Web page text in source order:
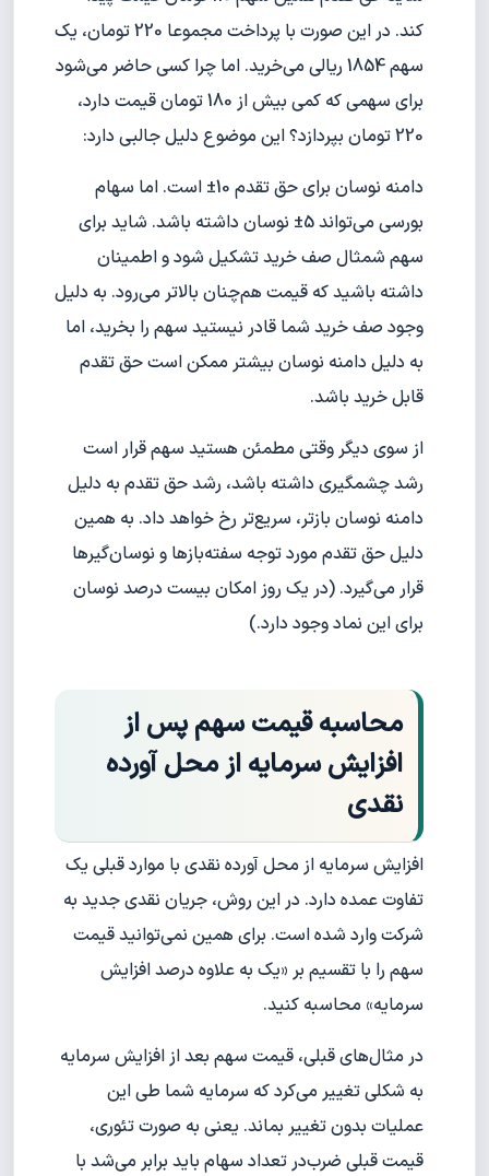
کند. در این صورت با پرداخت مجموعا 220 تومان، یک
سهم 1854 ریالی می‌خرید. اما چرا کسی حاضر می‌شود
برای سهمی که کمی بیش از 180 تومان قیمت دارد،
220 تومان بپردازد؟ این موضوع دلیل جالبی دارد:
دامنه نوسان برای حق تقدم 10± است. اما سهام
بورسی می‌تواند 5± نوسان داشته باشد. شاید برای
سهم شمثال صف خرید تشکیل شود و اطمینان
داشته باشید که قیمت هم‌چنان بالاتر می‌رود. به دلیل
وجود صف خرید شما قادر نیستید سهم را بخرید، اما
به دلیل دامنه نوسان بیشتر ممکن است حق تقدم
قابل خرید باشد.
از سوی دیگر وقتی مطمئن هستید سهم قرار است
رشد چشمگیری داشته باشد، رشد حق تقدم به دلیل
دامنه نوسان بازتر، سریع‌تر رخ خواهد داد. به همین
دلیل حق تقدم مورد توجه سفته‌بازها و نوسان‌گیرها
قرار می‌گیرد. (در یک روز امکان بیست درصد نوسان
برای این نماد وجود دارد.)
محاسبه قیمت سهم پس از
افزایش سرمایه از محل آورده
نقدی
افزایش سرمایه از محل آورده نقدی با موارد قبلی یک
تفاوت عمده دارد. در این روش، جریان نقدی جدید به
شرکت وارد شده است. برای همین نمی‌توانید قیمت
سهم را با تقسیم بر «یک به علاوه درصد افزایش
سرمایه» محاسبه کنید.
در مثال‌های قبلی، قیمت سهم بعد از افزایش سرمایه
به شکلی تغییر می‌کرد که سرمایه شما طی این
عملیات بدون تغییر بماند. یعنی به صورت تئوری،
قیمت قبلی ضرب‌در تعداد سهام باید برابر می‌شد با